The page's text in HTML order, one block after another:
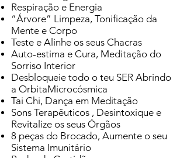
Respiração e Energia
“Árvore” Limpeza, Tonificação da
Mente e Corpo
Teste e Alinhe os seus Chacras
Auto-estima e Cura, Meditação do
Sorriso Interior
Desbloqueie todo o teu SER Abrindo
a OrbitaMicrocósmica
Tai Chi, Dança em Meditação
Sons Terapêuticos , Desintoxique e
Revitalize os seus Órgãos
8 peças do Brocado, Aumente o seu
Sistema Imunitário